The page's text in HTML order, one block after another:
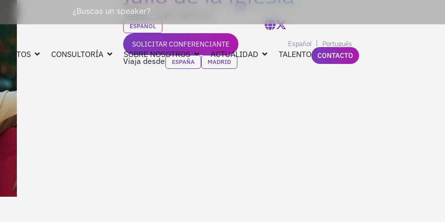
¿Buscas un speaker?
CONSULTORÍA SOBRE NOSOTROS ACTUALIDAD TALENTO
Español Portugués
CONTACTO
TEDAX – Coach Ejecutivo
ESPAÑOL
SOLICITAR CONFERENCIANTE
Viaja desde ESPAÑA MADRID